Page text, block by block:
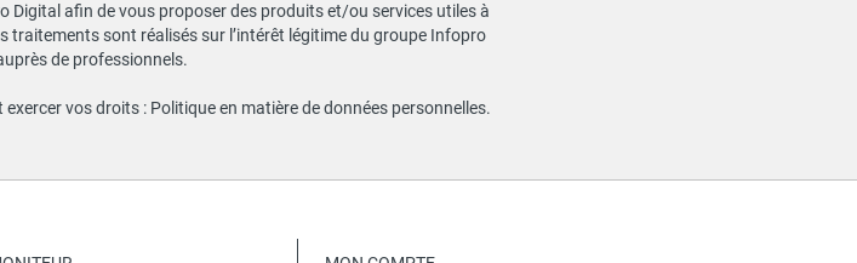
afin de vous proposer des produits et/ou services utiles à
sont réalisés sur l’intérêt légitime du groupe Infopro
de professionnels.
exercer vos droits : Politique en matière de données personnelles.